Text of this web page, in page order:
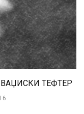
ТЕФТЕР